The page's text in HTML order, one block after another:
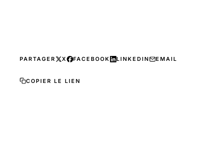
PARTAGER X FACEBOOK LINKEDIN EMAIL
COPIER LE LIEN